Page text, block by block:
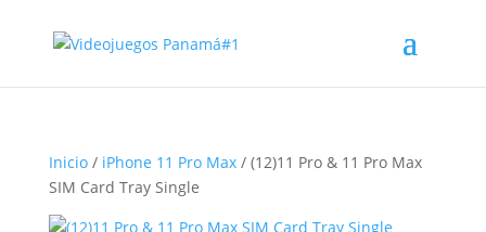
Inicio/ iPhone 11 Pro Max/ (12)11 Pro & 11 Pro Max
SIM Card Tray Single